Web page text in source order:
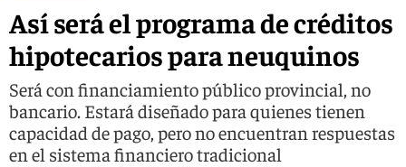
Así será el programa de créditos
hipotecarios para neuquinos
Será con financiamiento público provincial, no
bancario. Estará diseñado para quienes tienen
capacidad de pago, pero no encuentran respuestas
en el sistema financiero tradicional